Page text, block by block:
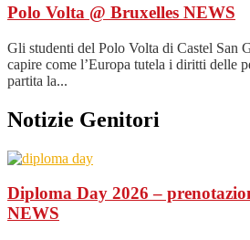
Polo Volta @ Bruxelles NEWS
Gli studenti del Polo Volta di Castel San
capire come l’Europa tutela i diritti delle
partita la...
Notizie Genitori
Diploma Day 2026 –
NEWS